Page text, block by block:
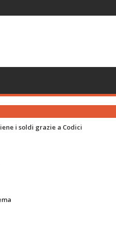
i soldi grazie a Codici